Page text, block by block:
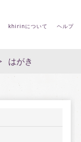
khirinについて ヘルプ
はがき